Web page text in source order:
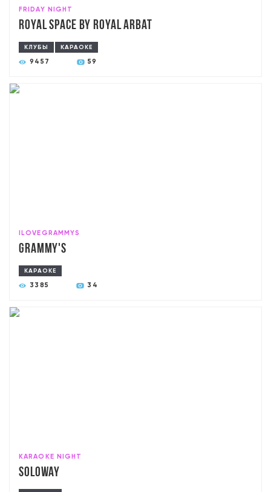
FRIDAY NIGHT
Royal Space by Royal Arbat
КЛУБЫ КАРАОКЕ
9457 59
ILOVEGRAMMYS
Grammy's
КАРАОКЕ
3385 34
KARAOKE NIGHT
SoloWay